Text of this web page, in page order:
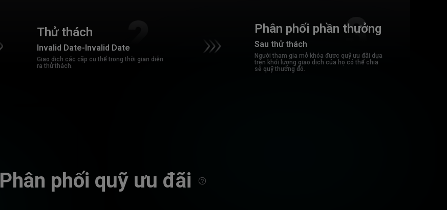
Thử thách
Invalid Date-Invalid Date
Giao dịch các cặp cụ thể trong thời gian diễn
ra thử thách.
Phân phối phần thưởng
Sau thử thách
Người tham gia mở khóa được quỹ ưu đãi dựa
trên khối lượng giao dịch của họ có thể chia
sẻ quỹ thưởng đó.
Phân phối quỹ ưu đãi